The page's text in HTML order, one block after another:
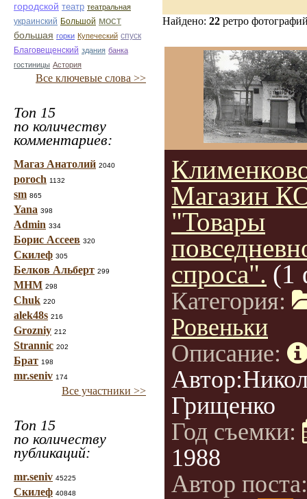
городской театр театральная
украинский Большой мост
большая горки Купеческий спуск
Благовещенский здания банка
гостиницы Астория
Все ключевые слова >>
Топ 15
по количеству
комментариев:
Магаз Анатолий 2040
poroch 1132
sm 865
Yana 398
Admin 334
Борис Ассеев 320
Скилеф 305
Белков Альберт 299
МНМ 298
Chuk 220
alek48s 216
Grozniy 212
Strannic 202
Брат 198
mr.seniv 174
Все участники >>
Топ 15
по количеству
публикаций:
mr.seniv 45225
Скилеф 40848
Найдено: 22 ретро
Магазин
"Товары
спроса". (1
Категория:
Ровеньки
Описание:
Грищенко
Год съемки:
1988
Автор